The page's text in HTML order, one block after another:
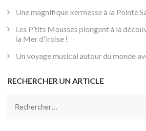
Une magnifique kermesse à la Pointe
Les P’tits Mousses plongent à la
la Mer d’Iroise !
Un voyage musical autour du monde
RECHERCHER UN ARTICLE
Rechercher :